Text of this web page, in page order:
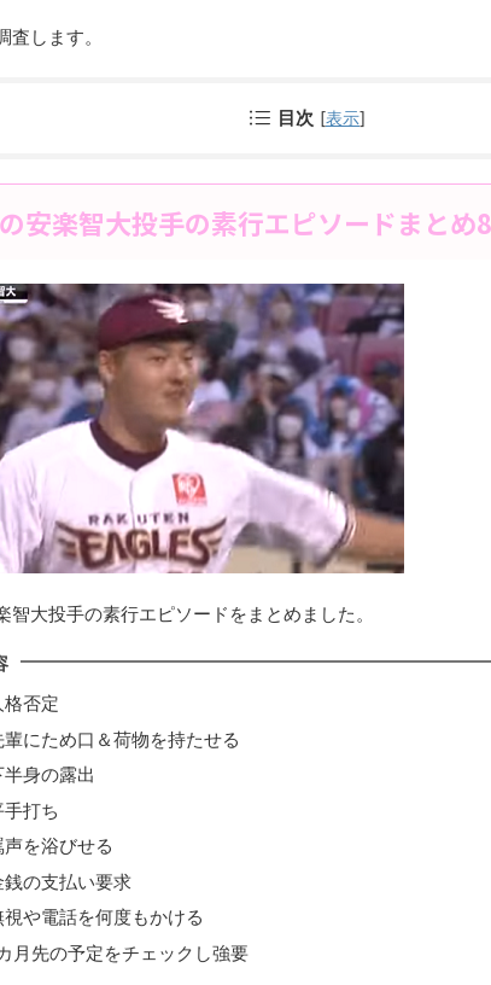
査します。
目次 [表示]
安楽智大投手の素行エピソードまとめ8
智大投手の素行エピソードをまとめました。
格否定
輩にため口＆荷物を持たせる
半身の露出
手打ち
声を浴びせる
銭の支払い要求
視や電話を何度もかける
月先の予定をチェックし強要